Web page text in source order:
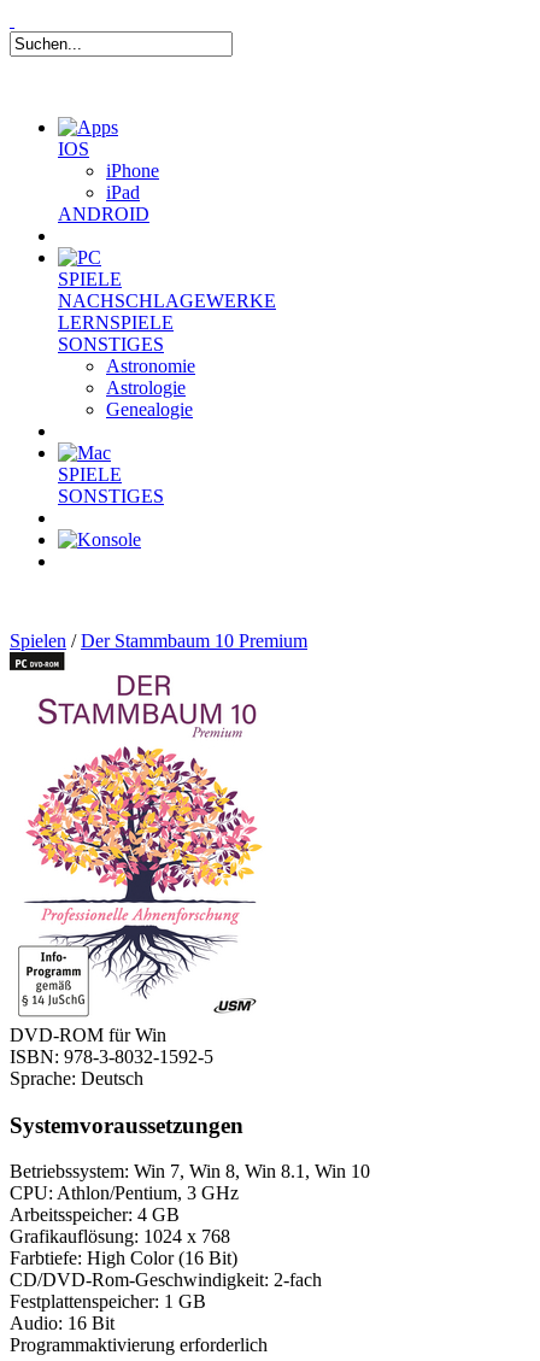
IOS
iPhone
iPad
ANDROID
SPIELE
NACHSCHLAGEWERKE
LERNSPIELE
SONSTIGES
Astronomie
Astrologie
Genealogie
SPIELE
SONSTIGES
Spielen /Der Stammbaum 10 Premium
DVD-ROM für Win
ISBN: 978-3-8032-1592-5
Sprache: Deutsch
Systemvoraussetzungen
Betriebssystem: Win 7, Win 8, Win 8.1, Win 10
CPU: Athlon/Pentium, 3 GHz
Arbeitsspeicher: 4 GB
Grafikauflösung: 1024 x 768
Farbtiefe: High Color (16 Bit)
CD/DVD-Rom-Geschwindigkeit: 2-fach
Festplattenspeicher: 1 GB
Audio: 16 Bit
Programmaktivierung erforderlich